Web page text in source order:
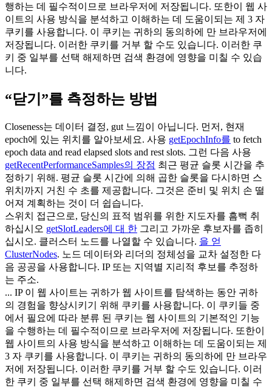
행하는 데 필수적이므로 브라우저에 저장됩니다. 또한이 웹 사
이트의 사용 방식을 분석하고 이해하는 데 도움이되는 제 3 자
쿠키를 사용합니다. 이 쿠키는 귀하의 동의하에 만 브라우저에
저장됩니다. 이러한 쿠키를 거부 할 수도 있습니다. 이러한 쿠
키 중 일부를 선택 해제하면 검색 환경에 영향을 미칠 수 있습
니다.
“닫기”를 측정하는 방법
Closeness는 데이터 결정, gut 느낌이 아닙니다. 먼저, 현재
epoch에 있는 위치를 알아보세요. 사용 getEpochInfo를 to fetch
epoch data and read elapsed slots and rest slots. 그런 다음 사용
getRecentPerformanceSamples의 장점 최근 평균 슬롯 시간을 추
정하기 위해. 평균 슬롯 시간에 의해 곱한 슬롯을 다시하면 스
위치까지 거친 수 초를 제공합니다. 그것은 준비 및 위치 손 떨
어져 계획하는 것이 더 쉽습니다.
스위치 접근으로, 당신의 표적 범위를 위한 지도자를 흠뻑 취
하십시오 getSlotLeaders에 대 한 그리고 가까운 후보자를 좁히
십시오. 클러스터 노드를 나열할 수 있습니다. 을 얻
ClusterNodes. 노드 데이터와 리더의 정체성을 교차 설정한 다
음 공공을 사용합니다. IP 또는 지역별 지리적 후보를 추정하
는 주소.
... IP 이 웹 사이트는 귀하가 웹 사이트를 탐색하는 동안 귀하
의 경험을 향상시키기 위해 쿠키를 사용합니다. 이 쿠키들 중
에서 필요에 따라 분류 된 쿠키는 웹 사이트의 기본적인 기능
을 수행하는 데 필수적이므로 브라우저에 저장됩니다. 또한이
웹 사이트의 사용 방식을 분석하고 이해하는 데 도움이되는 제
3 자 쿠키를 사용합니다. 이 쿠키는 귀하의 동의하에 만 브라우
저에 저장됩니다. 이러한 쿠키를 거부 할 수도 있습니다. 이러
한 쿠키 중 일부를 선택 해제하면 검색 환경에 영향을 미칠 수